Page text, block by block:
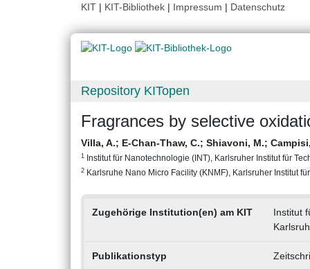
KIT | KIT-Bibliothek | Impressum | Datenschutz
Repository KITopen
Fragrances by selective
Villa, A.; E-Chan-Thaw, C.; Shiavoni, M.;
1 Institut für Nanotechnologie (INT), Karlsruher Institut für
2 Karlsruhe Nano Micro Facility (KNMF), Karlsruher Institut
Zugehörige Institution(en) am KIT
Institut
Publikationstyp